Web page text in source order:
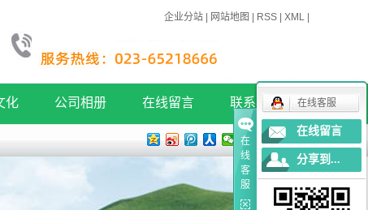
企业分站 网站地图 RSS XML
化 公司相册 在线留言 联系我们
联系方式
在
线
客
服
在线客服
在线留言
分享到...